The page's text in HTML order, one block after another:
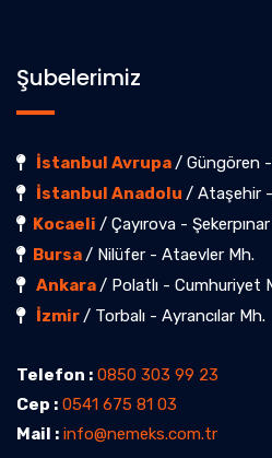
Şubelerimiz
İstanbul Avrupa/ Güngören
İstanbul Anadolu / Ataşehir
Kocaeli / Çayırova -
Bursa/ Nilüfer - Ataevler Mh.
Ankara/ Polatlı - Cumhuriyet
İzmir/ Torbalı - Ayrancılar Mh.
Telefon : 0850 303 99 23
Cep : 0541 675 81 03
Mail : info@nemeks.com.tr